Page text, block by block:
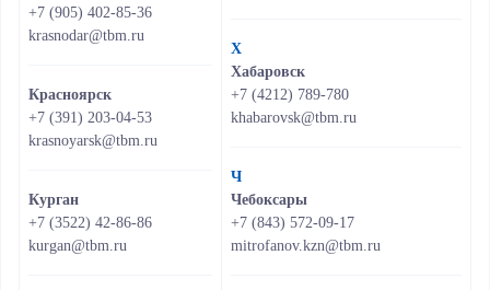
+7 (905) 402-85-36
krasnodar@tbm.ru
Красноярск
+7 (391) 203-04-53
krasnoyarsk@tbm.ru
Курган
+7 (3522) 42-86-86
kurgan@tbm.ru
Х
Хабаровск
+7 (4212) 789-780
khabarovsk@tbm.ru
Ч
Чебоксары
+7 (843) 572-09-17
mitrofanov.kzn@tbm.ru